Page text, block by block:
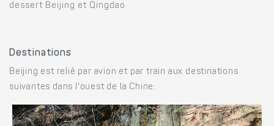
dessert Beijing et Qingdao
Destinations
Beijing est relié par avion et par train aux destinations
suivantes dans l'ouest de la Chine: